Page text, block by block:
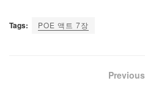
Tags: POE 액트 7장